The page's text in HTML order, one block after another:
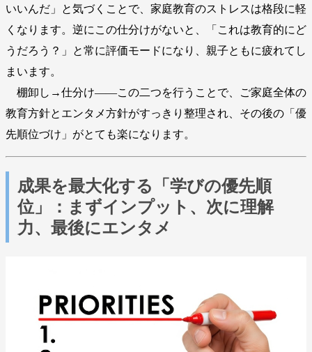
いいんだ」と気づくことで、家庭教育のストレスは格段に軽
くなります。逆にこの仕分けがないと、「これは教育的にど
うだろう？」と常に評価モードになり、親子ともに疲れてし
まいます。
棚卸し→仕分け――この二つを行うことで、ご家庭全体の
教育方針とエンタメ方針がすっきり整理され、その後の「優
先順位づけ」がとても楽になります。
成果を最大化する「学びの優先順
位」：まずインプット、次に理解
力、最後にエンタメ